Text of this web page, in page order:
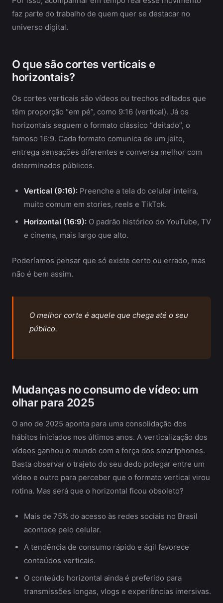
faz parte do trabalho de quem quer se destacar no
universo digital.
O que são cortes verticais e
horizontais?
Os cortes verticais são vídeos ou trechos editados que
têm proporção “em pé”, como 9:16 (vertical). Já os
horizontais seguem o formato clássico “deitado”, o
famoso 16:9. Cada formato comunica de um jeito,
entrega sensações diferentes e conversa melhor com
determinados públicos.
Vertical (9:16): Preenche a tela do celular inteira,
muito comum em stories, reels e TikTok.
Horizontal (16:9): O padrão histórico do YouTube, TV
e cinema, mais largo que alto.
Poderíamos pensar que só existe certo ou errado, mas
não é bem assim.
O melhor corte é aquele que chega até o seu
público.
Mudanças no consumo de vídeo: um
olhar para 2025
O ano de 2025 aponta para uma consolidação dos
hábitos iniciados nos últimos anos. A verticalização dos
vídeos ganhou o mundo com a força dos smartphones.
Basta observar o trajeto do seu dedo polegar entre um
vídeo e outro para perceber que o formato vertical virou
rotina. Mas será que o horizontal ficou obsoleto?
Mais de 75% do acesso às redes sociais no Brasil
acontece pelo celular.
A tendência de consumo rápido e ágil favorece
conteúdos verticais.
O conteúdo horizontal ainda é preferido para
transmissões longas, vlogs e experiências imersivas.